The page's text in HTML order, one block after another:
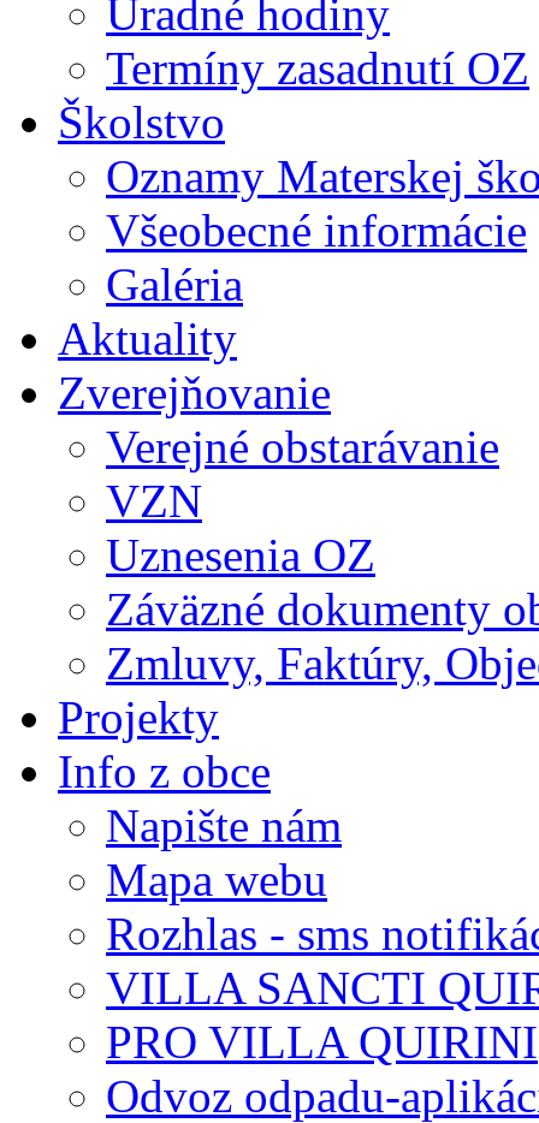
Úradné hodiny
Termíny zasadnutí OZ
Školstvo
Oznamy Materskej
Všeobecné informácie
Galéria
Aktuality
Zverejňovanie
Verejné obstarávanie
VZN
Uznesenia OZ
Záväzné dokumenty
Zmluvy, Faktúry,
Projekty
Info z obce
Napište nám
Mapa webu
Rozhlas - sms
VILLA SANCTI
PRO VILLA QUIRINI
Odvoz odpadu-